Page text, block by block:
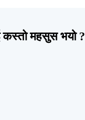
कस्तो महसुस भयो ?